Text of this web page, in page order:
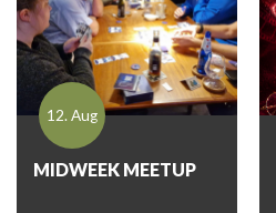
12. Aug
MIDWEEK MEETUP